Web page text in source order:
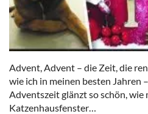
Advent, Advent – die Zeit, die
wie ich in meinen besten Jahren
Adventszeit glänzt so schön,
Katzenhausfenster…